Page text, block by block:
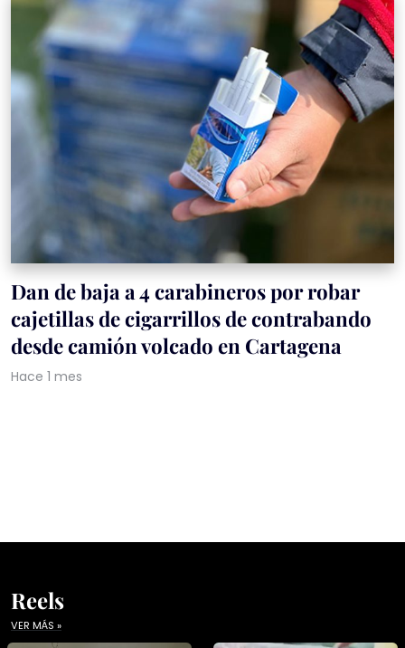
Dan de baja a 4 carabineros por robar
cajetillas de cigarrillos de contrabando
desde camión volcado en Cartagena
Hace 1 mes
Reels
VER MÁS »